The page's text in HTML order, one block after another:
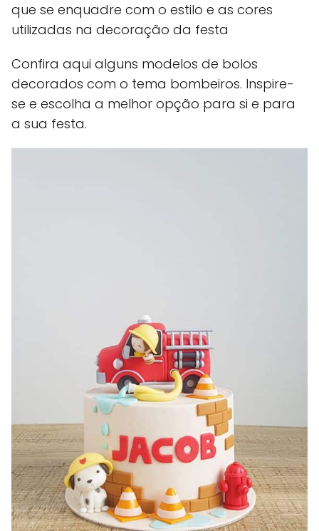
que se enquadre com o estilo e as cores
utilizadas na decoração da festa
Confira aqui alguns modelos de bolos
decorados com o tema bombeiros. Inspire-
se e escolha a melhor opção para si e para
a sua festa.